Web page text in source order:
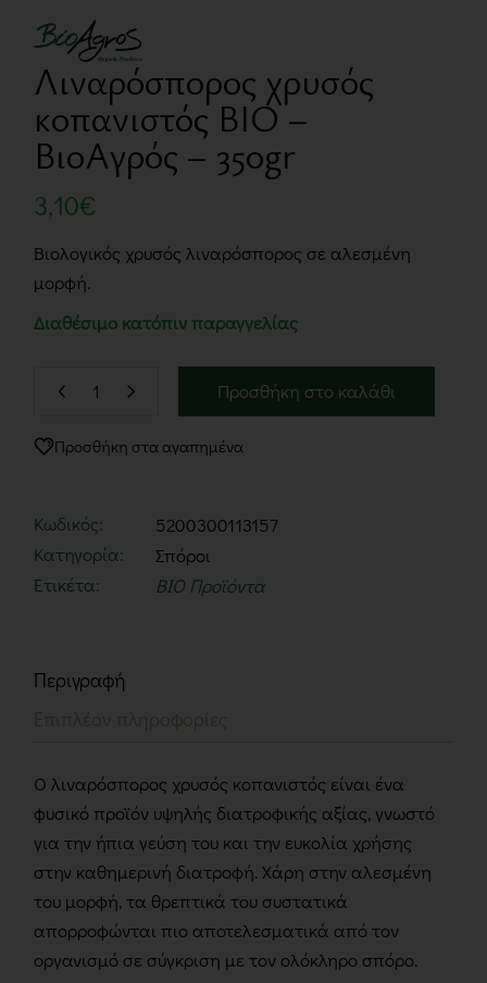
Λιναρόσπορος χρυσός
κοπανιστός BIO –
ΒιοΑγρός – 350gr
3,10€
Βιολογικός χρυσός λιναρόσπορος σε αλεσμένη
μορφή.
Διαθέσιμο κατόπιν παραγγελίας
Προσθήκη στο καλάθι
Προσθήκη στα αγαπημένα
Κωδικός:
5200300113157
Κατηγορία:
Σπόροι
Ετικέτα:
BIO Προϊόντα
Περιγραφή
Ο λιναρόσπορος χρυσός κοπανιστός είναι ένα
φυσικό προϊόν υψηλής διατροφικής αξίας, γνωστό
για την ήπια γεύση του και την ευκολία χρήσης
στην καθημερινή διατροφή. Χάρη στην αλεσμένη
του μορφή, τα θρεπτικά του συστατικά
απορροφώνται πιο αποτελεσματικά από τον
οργανισμό σε σύγκριση με τον ολόκληρο σπόρο.